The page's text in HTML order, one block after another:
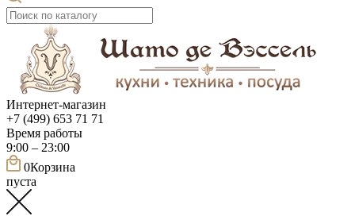
Интернет-магазин
+7 (499) 653 71 71
Время работы
9:00 – 23:00
0Корзина
пуста